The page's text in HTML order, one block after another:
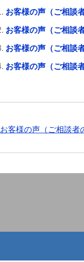
お客様の声（ご相談
お客様の声（ご相談
お客様の声（ご相談
お客様の声（ご相談
お客様の声（ご相談者